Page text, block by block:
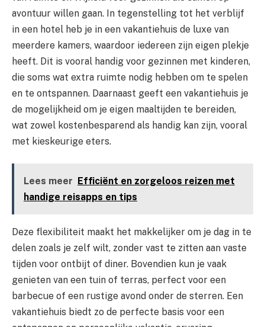
avontuur willen gaan. In tegenstelling tot het verblijf
in een hotel heb je in een vakantiehuis de luxe van
meerdere kamers, waardoor iedereen zijn eigen plekje
heeft. Dit is vooral handig voor gezinnen met kinderen,
die soms wat extra ruimte nodig hebben om te spelen
en te ontspannen. Daarnaast geeft een vakantiehuis je
de mogelijkheid om je eigen maaltijden te bereiden,
wat zowel kostenbesparend als handig kan zijn, vooral
met kieskeurige eters.
Lees meer
Efficiënt en zorgeloos reizen met
handige reisapps en tips
Deze flexibiliteit maakt het makkelijker om je dag in te
delen zoals je zelf wilt, zonder vast te zitten aan vaste
tijden voor ontbijt of diner. Bovendien kun je vaak
genieten van een tuin of terras, perfect voor een
barbecue of een rustige avond onder de sterren. Een
vakantiehuis biedt zo de perfecte basis voor een